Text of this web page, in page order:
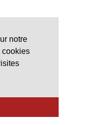
notre
cookies